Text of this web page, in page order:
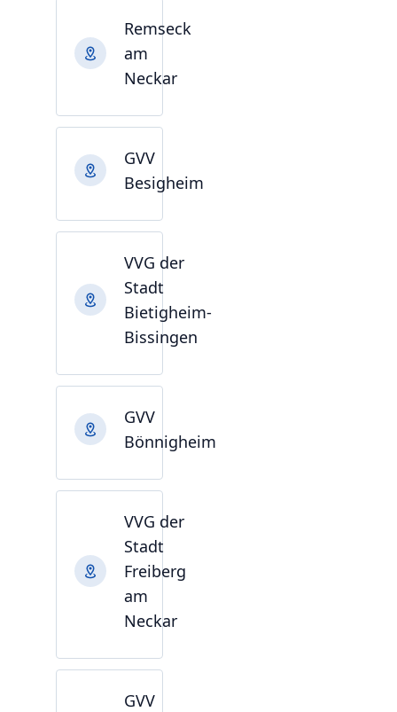
Remseck
am
Neckar
GVV
Besigheim
VVG der
Stadt
Bietigheim-
Bissingen
GVV
Bönnigheim
VVG der
Stadt
Freiberg
am
Neckar
GVV